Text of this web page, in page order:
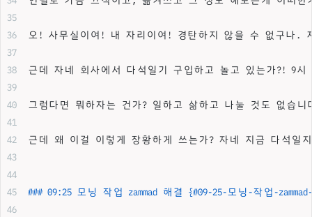
오! 사무실이여! 내 자리이여! 경탄하지 않을 수 없구나.
근데 자네 회사에서 다석일기 구입하고 놀고 있는가?! 9
그럼다면 뭐하자는 건가? 일하고 삶하고 나눌 것도 없습
근데 왜 이걸 이렇게 장황하게 쓰는가? 자네 지금 다석
### 09:25 모닝 작업 zammad 해결 {#09-25-모닝-작업-